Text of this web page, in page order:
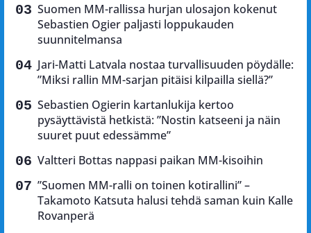
Suomen MM-rallissa hurjan ulosajon kokenut
Sebastien Ogier paljasti loppukauden
suunnitelmansa
Jari-Matti Latvala nostaa turvallisuuden pöydälle:
”Miksi rallin MM-sarjan pitäisi kilpailla siellä?”
Sebastien Ogierin kartanlukija kertoo
pysäyttävistä hetkistä: ”Nostin katseeni ja näin
suuret puut edessämme”
Valtteri Bottas nappasi paikan MM-kisoihin
”Suomen MM-ralli on toinen kotirallini” –
Takamoto Katsuta halusi tehdä saman kuin Kalle
Rovanperä